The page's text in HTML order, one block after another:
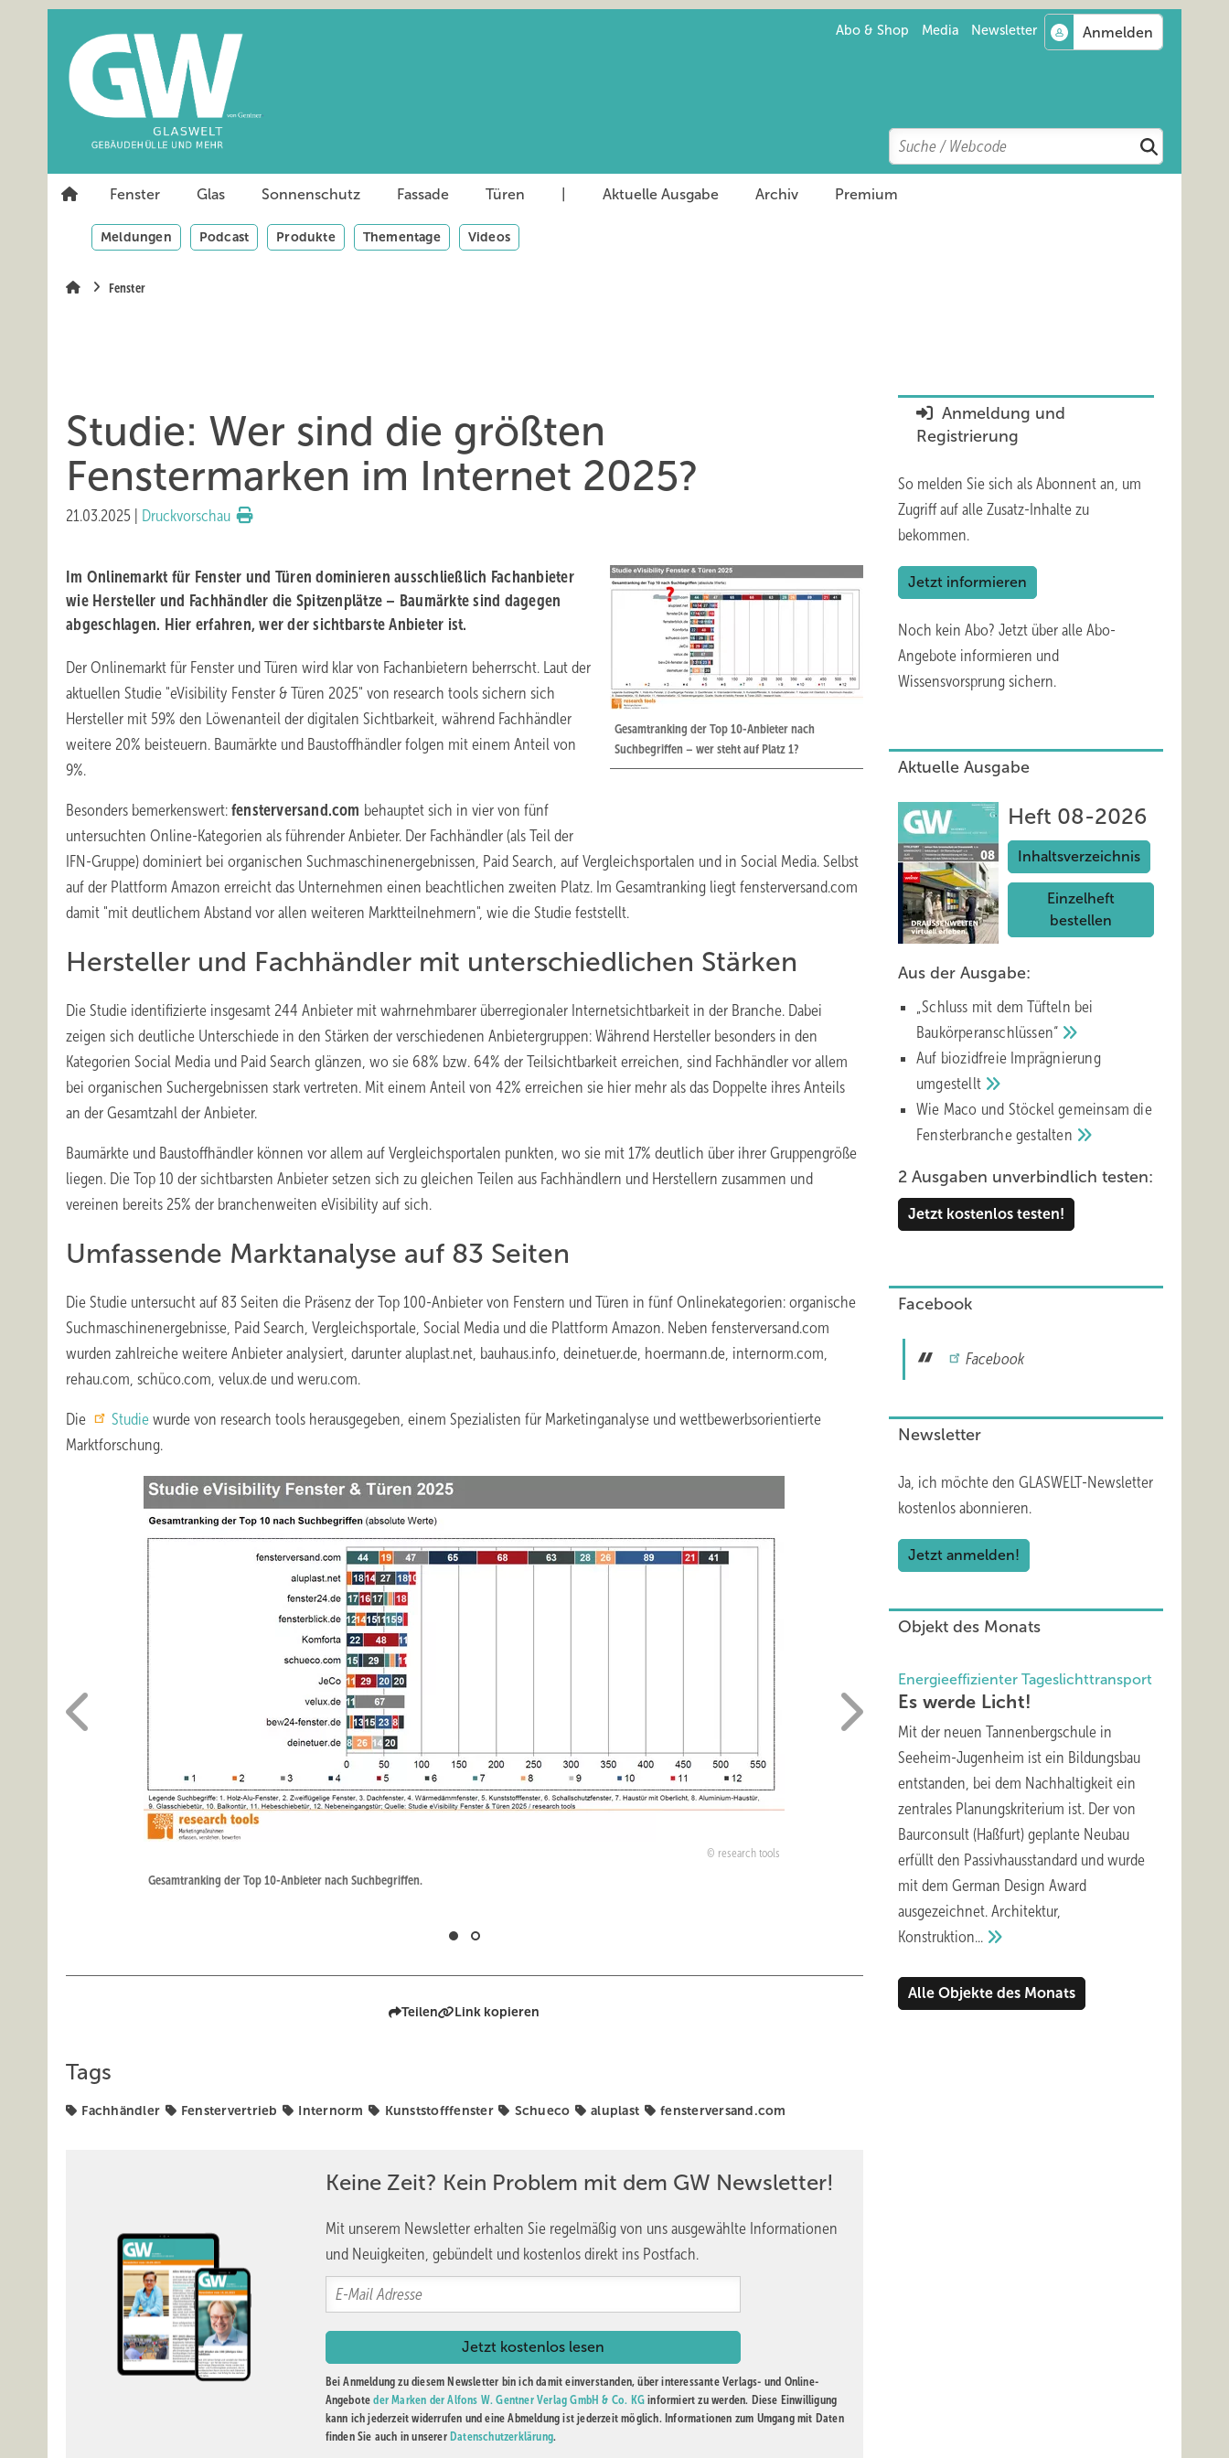
Abo & Shop Media Newsletter
Search
Suchen
Fenster Glas Sonnenschutz Fassade Türen Aktuelle Ausgabe Archiv Premium
Meldungen Podcast Produkte Thementage Videos
Fenster
Studie: Wer sind die größten
Fenstermarken im Internet 2025?
21.03.2025 Druckvorschau
Gesamtranking der Top 10-Anbieter nach
Suchbegriffen – wer steht auf Platz 1?
Im Onlinemarkt für Fenster und Türen dominieren ausschließlich Fachanbieter
wie Hersteller und Fachhändler die Spitzenplätze – Baumärkte sind dagegen
abgeschlagen. Hier erfahren, wer der sichtbarste Anbieter ist.
Der Onlinemarkt für Fenster und Türen wird klar von Fachanbietern beherrscht. Laut der
aktuellen Studie "eVisibility Fenster & Türen 2025" von research tools sichern sich
Hersteller mit 59% den Löwenanteil der digitalen Sichtbarkeit, während Fachhändler
weitere 20% beisteuern. Baumärkte und Baustoffhändler folgen mit einem Anteil von
9%.
Besonders bemerkenswert: fensterversand.com behauptet sich in vier von fünf
untersuchten Online-Kategorien als führender Anbieter. Der Fachhändler (als Teil der
IFN-Gruppe) dominiert bei organischen Suchmaschinenergebnissen, Paid Search, auf Vergleichsportalen und in Social Media. Selbst
auf der Plattform Amazon erreicht das Unternehmen einen beachtlichen zweiten Platz. Im Gesamtranking liegt fensterversand.com
damit "mit deutlichem Abstand vor allen weiteren Marktteilnehmern", wie die Studie feststellt.
Hersteller und Fachhändler mit unterschiedlichen Stärken
Die Studie identifizierte insgesamt 244 Anbieter mit wahrnehmbarer überregionaler Internetsichtbarkeit in der Branche. Dabei
zeigen sich deutliche Unterschiede in den Stärken der verschiedenen Anbietergruppen: Während Hersteller besonders in den
Kategorien Social Media und Paid Search glänzen, wo sie 68% bzw. 64% der Teilsichtbarkeit erreichen, sind Fachhändler vor allem
bei organischen Suchergebnissen stark vertreten. Mit einem Anteil von 42% erreichen sie hier mehr als das Doppelte ihres Anteils
an der Gesamtzahl der Anbieter.
Baumärkte und Baustoffhändler können vor allem auf Vergleichsportalen punkten, wo sie mit 17% deutlich über ihrer Gruppengröße
liegen. Die Top 10 der sichtbarsten Anbieter setzen sich zu gleichen Teilen aus Fachhändlern und Herstellern zusammen und
vereinen bereits 25% der branchenweiten eVisibility auf sich.
Umfassende Marktanalyse auf 83 Seiten
Die Studie untersucht auf 83 Seiten die Präsenz der Top 100-Anbieter von Fenstern und Türen in fünf Onlinekategorien: organische
Suchmaschinenergebnisse, Paid Search, Vergleichsportale, Social Media und die Plattform Amazon. Neben fensterversand.com
wurden zahlreiche weitere Anbieter analysiert, darunter aluplast.net, bauhaus.info, deinetuer.de, hoermann.de, internorm.com,
rehau.com, schüco.com, velux.de und weru.com.
Die Studie wurde von research tools herausgegeben, einem Spezialisten für Marketinganalyse und wettbewerbsorientierte
Marktforschung.
research tools
Gesamtranking der Top 10-Anbieter nach Suchbegriffen.
in welchen Produktkategorien sind welche Hersteller besonders sichtbar?
Teilen Link kopieren
Tags
Fachhändler Fenstervertrieb Internorm Kunststofffenster Schueco aluplast fensterversand.com
Keine Zeit? Kein Problem mit dem GW Newsletter!
Mit unserem Newsletter erhalten Sie regelmäßig von uns ausgewählte Informationen
und Neuigkeiten, gebündelt und kostenlos direkt ins Postfach.
Bei Anmeldung zu diesem Newsletter bin ich damit einverstanden, über interessante Verlags- und Online-
Angeboteder Marken der Alfons W. Gentner Verlag GmbH & Co. KG informiert zu werden. Diese Einwilligung
kann ich jederzeit widerrufen und eine Abmeldung ist jederzeit möglich. Informationen zum Umgang mit Daten
finden Sie auch in unserer Datenschutzerklärung.
Anmeldung und
Registrierung
So melden Sie sich als Abonnent an, um
Zugriff auf alle Zusatz-Inhalte zu
bekommen.
Jetzt informieren
Noch kein Abo? Jetzt über alle Abo-
Angebote informieren und
Wissensvorsprung sichern.
Aktuelle Ausgabe
Heft 08-2026
Inhaltsverzeichnis
Einzelheft
bestellen
Aus der Ausgabe:
„Schluss mit d em Tüfteln bei
Baukörperanschlüssen“
Auf biozidfreie Imprägnierung
umgestellt
Wie Maco und Stöckel gemeinsam die
Fensterbranche gestalten
2 Ausgaben unverbindlich testen:
Jetzt kostenlos testen!
Facebook
Facebook
Newsletter
Ja, ich möchte den GLASWELT-Newsletter
kostenlos abonnieren.
Jetzt anmelden!
Objekt des Monats
Energieeffizienter Tageslichttransport
Es werde Licht!
Mit der neuen Tannenbergschule in
Seeheim-Jugenheim ist ein Bildungsbau
entstanden, bei dem Nachhaltigkeit ein
zentrales Planungskriterium ist. Der von
Baurconsult (Haßfurt) geplante Neubau
erfüllt den Passivhausstandard und wurde
mit dem German Design Award
ausgezeichnet. Architektur,
Konstruktion...
Alle Objekte des Monats